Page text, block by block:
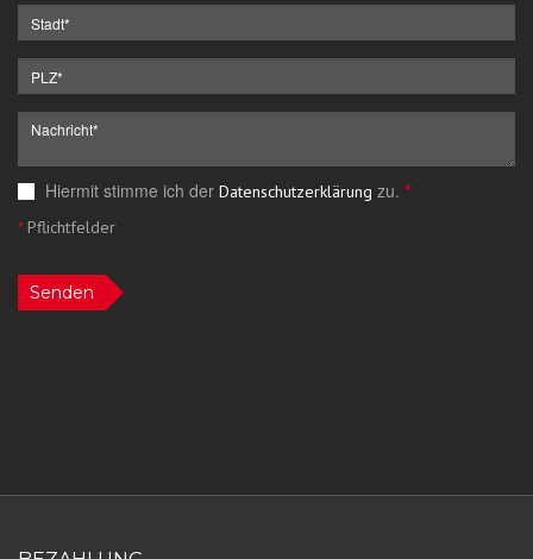
Hiermit stimme ich der Datenschutzerklärung zu. *
*Pflichtfelder
Senden